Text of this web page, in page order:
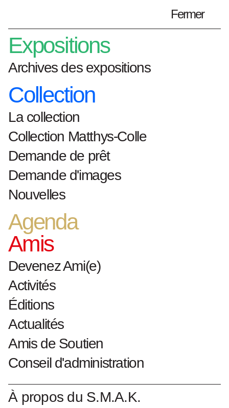
fr
Fermer
Expositions
Archives des expositions
Collection
La collection
Collection Matthys-Colle
Demande de prêt
Demande d'images
Nouvelles
Agenda
Amis
Devenez Ami(e)
Activités
Éditions
Actualités
Amis de Soutien
Conseil d'administration
À propos du S.M.A.K.
Home ouvrages-d-art
Gebetbuch
Lois Weinberger
1976
collage van tabaksbladeren
h. 20 cm x b. 11 cm x d. 1.5 cm
2014 schenking
Collectionnumber : 5975
Biographie Lois Weinberger
Oeuvres Lois Weinberger